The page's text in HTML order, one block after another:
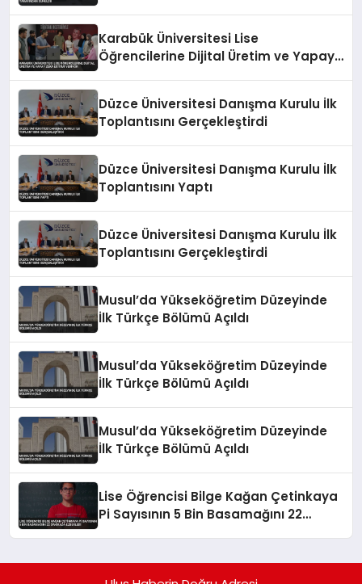
Karabük Üniversitesi Lise
Öğrencilerine Dijital Üretim ve Yapay
Düzce Üniversitesi Danışma Kurulu İlk
Toplantısını Gerçekleştirdi
Düzce Üniversitesi Danışma Kurulu İlk
Toplantısını Yaptı
Düzce Üniversitesi Danışma Kurulu İlk
Toplantısını Gerçekleştirdi
Musul’da Yükseköğretim Düzeyinde
İlk Türkçe Bölümü Açıldı
Musul’da Yükseköğretim Düzeyinde
İlk Türkçe Bölümü Açıldı
Musul’da Yükseköğretim Düzeyinde
İlk Türkçe Bölümü Açıldı
Lise Öğrencisi Bilge Kağan Çetinkaya
Pi Sayısının 5 Bin Basamağını 22